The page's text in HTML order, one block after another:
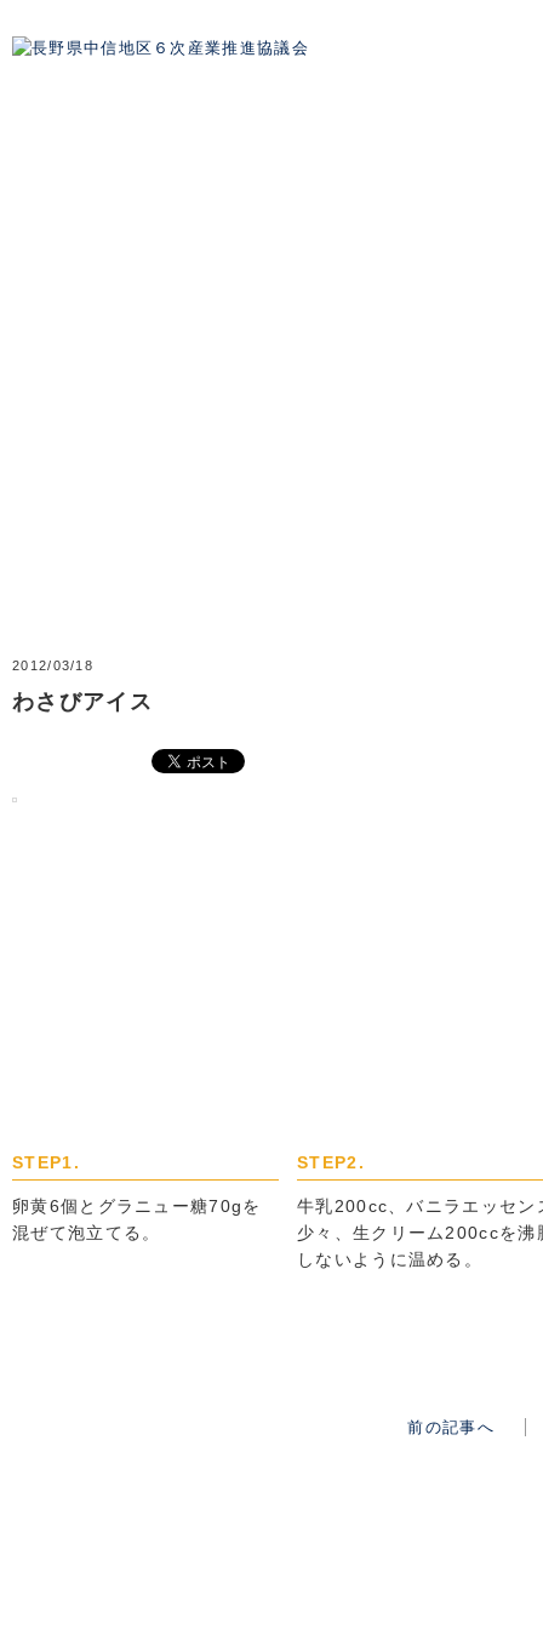
2012/03/18
わさびアイス
STEP1.
卵黄6個とグラニュー糖70gを
混ぜて泡立てる。
STEP2.
牛乳200cc、バニラエッセン
少々、生クリーム200ccを沸
しないように温める。
前の記事へ